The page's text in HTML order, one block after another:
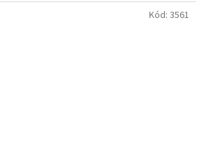
Kód: 3561